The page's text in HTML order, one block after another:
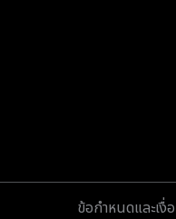
ข้อกำหนดและเงื่